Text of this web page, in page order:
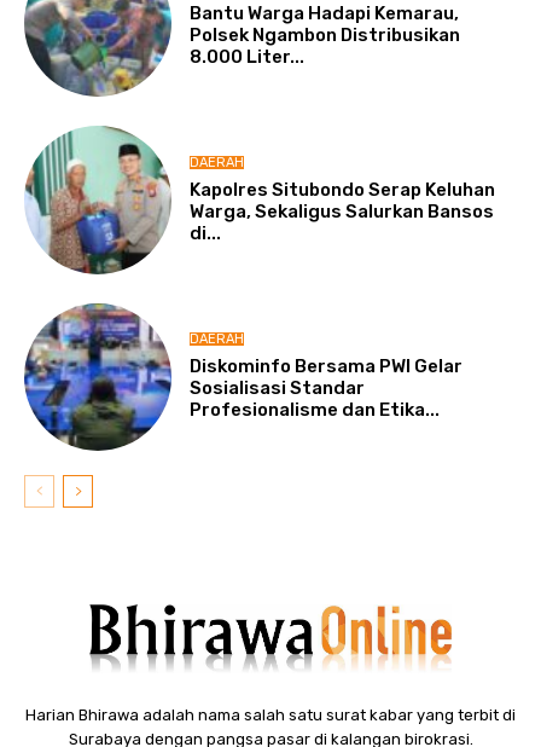
Bantu Warga Hadapi Kemarau,
Polsek Ngambon Distribusikan
8.000 Liter...
DAERAH
Kapolres Situbondo Serap Keluhan
Warga, Sekaligus Salurkan Bansos
di...
DAERAH
Diskominfo Bersama PWI Gelar
Sosialisasi Standar
Profesionalisme dan Etika...
Harian Bhirawa adalah nama salah satu surat kabar yang terbit di
Surabaya dengan pangsa pasar di kalangan birokrasi.